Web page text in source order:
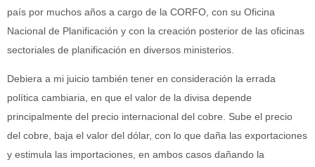
país por muchos años a cargo de la CORFO, con su Oficina
Nacional de Planificación y con la creación posterior de las oficinas
sectoriales de planificación en diversos ministerios.
Debiera a mi juicio también tener en consideración la errada
política cambiaria, en que el valor de la divisa depende
principalmente del precio internacional del cobre. Sube el precio
del cobre, baja el valor del dólar, con lo que daña las exportaciones
y estimula las importaciones, en ambos casos dañando la